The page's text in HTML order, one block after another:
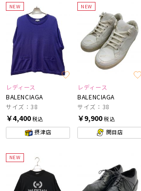
NEW
レディース
BALENCIAGA
サイズ：38
￥4,400税込
摂津店
NEW
レディース
BALENCIAGA
サイズ：38
￥9,900税込
関目店
NEW